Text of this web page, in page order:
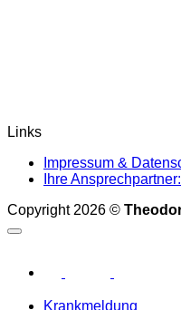
Links
Impressum &
Ihre
Copyright 2026 ©
Krankmeldung